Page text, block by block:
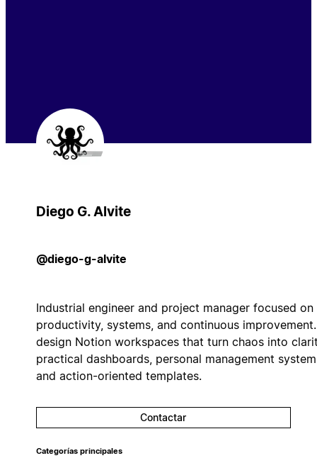
Diego G. Alvite
@diego-g-alvite
Industrial engineer and project manager focused on
productivity, systems, and continuous
design Notion workspaces that turn chaos into
practical dashboards, personal management
and action-oriented templates.
Contactar
Categorías principales